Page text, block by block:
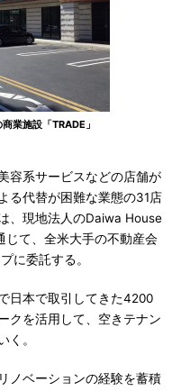
業施設「TRADE」
容系サービスなどの店舗が
る代替が困難な業態の31店
、現地法人のDaiwa House
じて、全米大手の不動産会
に委託する。
日本で取引してきた4200
クを活用して、空きテナン
く。
ノベーションの経験を蓄積